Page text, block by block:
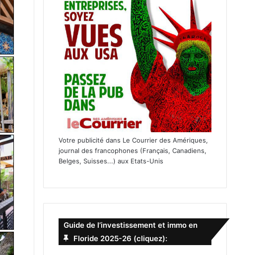
Votre publicité dans Le Courrier des Amériques,
journal des francophones (Français, Canadiens,
Belges, Suisses...) aux Etats-Unis
Guide de l’investissement et immo en
Floride 2025-26 (cliquez):